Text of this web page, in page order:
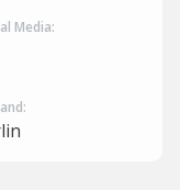
Media: